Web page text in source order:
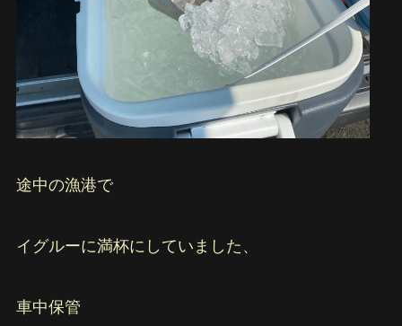
途中の漁港で
イグルーに満杯にしていました、
車中保管